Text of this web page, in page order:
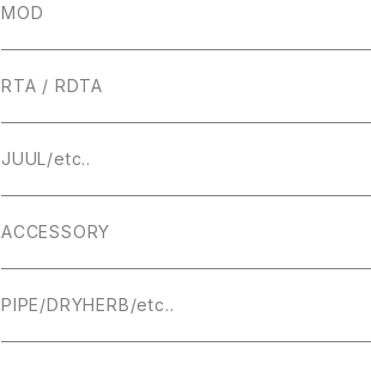
RBA
BOROTANK
MOD
TECHNICAL
Authentic DNA Evolve chipset
MECHANICAL / HYBRID
TUBE MOD
BOX MOD
HIGHEND
RTA / RDTA
22MM
23MM
24MM
JUUL/etc..
ACCESSORY
DRIPTIP ドリップチップ
PIPE/DRYHERB/etc..